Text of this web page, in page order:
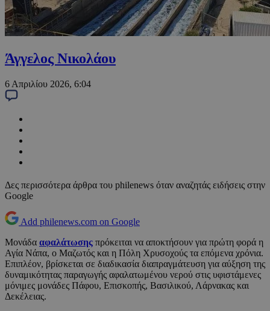
Άγγελος Νικολάου
6 Απριλίου 2026, 6:04
Δες περισσότερα άρθρα του philenews όταν αναζητάς ειδήσεις στην
Google
Add philenews.com on Google
Μονάδα αφαλάτωσης πρόκειται να αποκτήσουν για πρώτη φορά η
Αγία Νάπα, ο Μαζωτός και η Πόλη Χρυσοχούς τα επόμενα χρόνια.
Επιπλέον, βρίσκεται σε διαδικασία διαπραγμάτευση για αύξηση της
δυναμικότητας παραγωγής αφαλατωμένου νερού στις υφιστάμενες
μόνιμες μονάδες Πάφου, Επισκοπής, Βασιλικού, Λάρνακας και
Δεκέλειας.